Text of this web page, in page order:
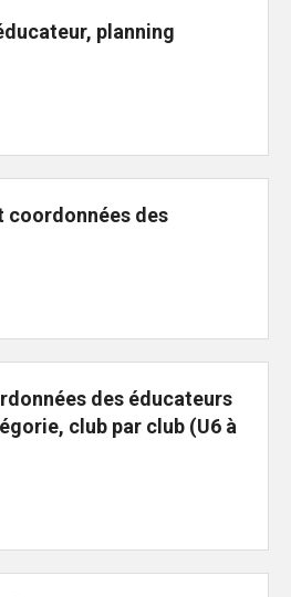
planning
coordonnées des
des éducateurs
club par club (U6 à